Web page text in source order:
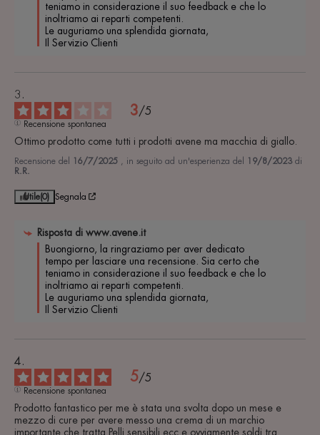
teniamo in considerazione il suo feedback e che lo
inoltriamo ai reparti competenti.
Le auguriamo una splendida giornata,
Il Servizio Clienti
3/5
Recensione spontanea
Ottimo prodotto come tutti i prodotti avene ma macchia di giallo.
Recensione del 16/7/2025 , in seguito ad un'esperienza del 19/8/2023 di
R.R.
Utile(0) Segnala
Risposta di www.avene.it
Buongiorno, la ringraziamo per aver dedicato
tempo per lasciare una recensione. Sia certo che
teniamo in considerazione il suo feedback e che lo
inoltriamo ai reparti competenti.
Le auguriamo una splendida giornata,
Il Servizio Clienti
5/5
Recensione spontanea
Prodotto fantastico per me è stata una svolta dopo un mese e
mezzo di cure per avere messo una crema di un marchio
importante che tratta Pelli sensibili ecc e ovviamente soldi tra